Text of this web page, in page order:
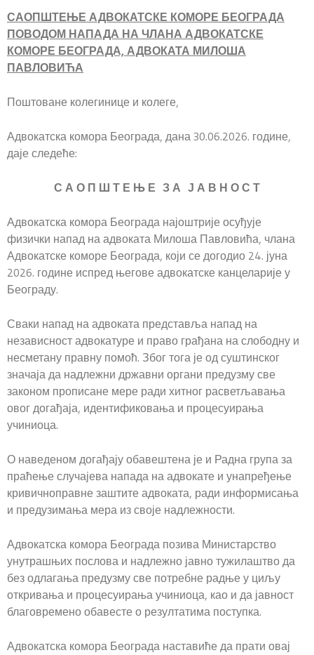
САОПШТЕЊЕ АДВОКАТСКЕ КОМОРЕ БЕОГРАДА
ПОВОДОМ НАПАДА НА ЧЛАНА АДВОКАТСКЕ
КОМОРЕ БЕОГРАДА, АДВОКАТА МИЛОША
ПАВЛОВИЋА
Поштоване колегинице и колеге,
Адвокатска комора Београда, дана 30.06.2026. године,
даје следеће:
С А О П Ш Т Е Њ Е З А Ј А В Н О С Т
Адвокатска комора Београда најоштрије осуђује
физички напад на адвоката Милоша Павловића, члана
Адвокатске коморе Београда, који се догодио 24. јуна
2026. године испред његове адвокатске канцеларије у
Београду.
Сваки напад на адвоката представља напад на
независност адвокатуре и право грађана на слободну и
несметану правну помоћ. Због тога је од суштинског
значаја да надлежни државни органи предузму све
законом прописане мере ради хитног расветљавања
овог догађаја, идентификовања и процесуирања
учиниоца.
О наведеном догађају обавештена је и Радна група за
праћење случајева напада на адвокате и унапређење
кривичноправне заштите адвоката, ради информисања
и предузимања мера из своје надлежности.
Адвокатска комора Београда позива Министарство
унутрашњих послова и надлежно јавно тужилаштво да
без одлагања предузму све потребне радње у циљу
откривања и процесуирања учиниоца, као и да јавност
благовремено обавесте о резултатима поступка.
Адвокатска комора Београда наставиће да прати овај